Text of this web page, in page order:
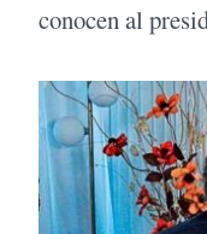
conocen al